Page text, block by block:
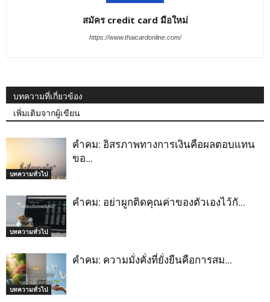
สมัคร credit card มือใหม่
https://www.thaicardonline.com/
บทความที่เกี่ยวข้อง
เพิ่มเติมจากผู้เขียน
บทความทั่วไป
คำคม: อิสรภาพทางการเงินคือผลตอบแทน
ขอ…
บทความทั่วไป
คำคม: อย่าผูกติดคุณค่าของตัวเองไว้กั…
บทความทั่วไป
คำคม: ความมั่งคั่งที่ยั่งยืนคือการสม…